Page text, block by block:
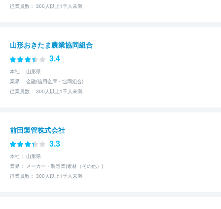
従業員数： 300人以上1千人未満
山形おきたま農業協同組合
3.4
本社： 山形県
業界： 金融(信用金庫・協同組合)
従業員数： 300人以上1千人未満
前田製管株式会社
3.3
本社： 山形県
業界： メーカー・製造業(素材（その他）)
従業員数： 300人以上1千人未満